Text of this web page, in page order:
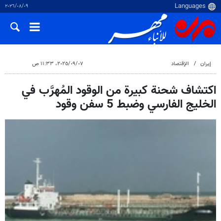
٠٩‏/٠٨‏/٢٠٢٦
إيران الإقتصاد ٠٧‏/٠٩‏/٢٠٢٥، ١١:٣٣ ص
اكتشاف شحنة كبيرة من الوقود المُهرَّب في
الخليج الفارسي وضبط 5 سفن وقود